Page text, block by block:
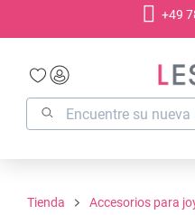
+49
Tienda Accesorios para